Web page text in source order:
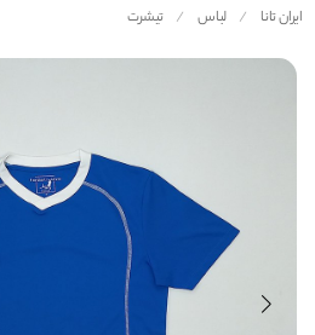
ایران تانا لباس تیشرت